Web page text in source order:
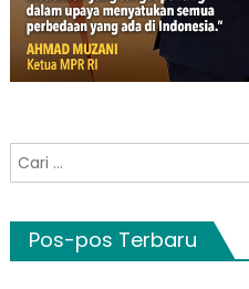
Cari
untuk:
Pos-pos Terbaru